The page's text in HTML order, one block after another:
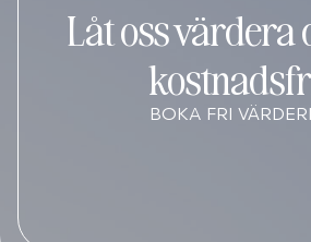
Låt oss värdera
BOKA FRI